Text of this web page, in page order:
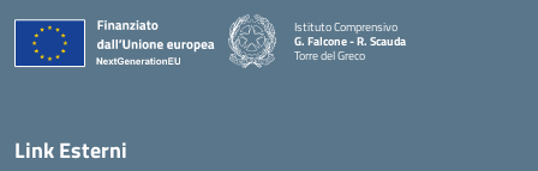
Istituto Comprensivo
G. Falcone - R. Scauda
Torre del Greco
Link Esterni